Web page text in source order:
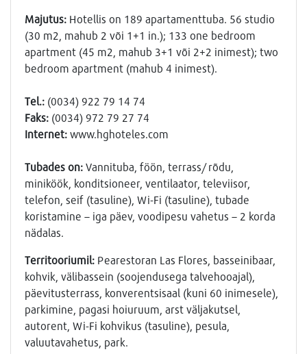
Majutus: Hotellis on 189 apartamenttuba. 56 studio
(30 m2, mahub 2 või 1+1 in.); 133 one bedroom
apartment (45 m2, mahub 3+1 või 2+2 inimest); two
bedroom apartment (mahub 4 inimest).
Тel.: (0034) 922 79 14 74
Faks: (0034) 972 79 27 74
Internet: www.hghoteles.com
Tubades on: Vannituba, föön, terrass/ rõdu,
miniköök, konditsioneer, ventilaator, televiisor,
telefon, seif (tasuline), Wi-Fi (tasuline), tubade
koristamine – iga päev, voodipesu vahetus – 2 korda
nädalas.
Territooriumil: Pearestoran Las Flores, basseinibaar,
kohvik, välibassein (soojendusega talvehooajal),
päevitusterrass, konverentsisaal (kuni 60 inimesele),
parkimine, pagasi hoiuruum, arst väljakutsel,
autorent, Wi-Fi kohvikus (tasuline), pesula,
valuutavahetus, park.